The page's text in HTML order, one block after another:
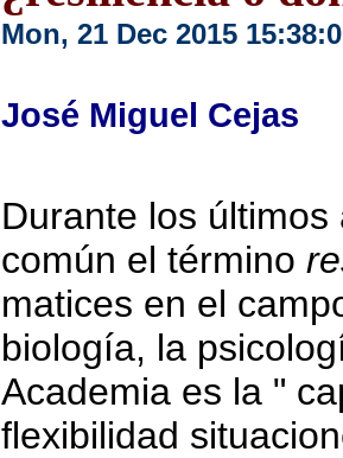
Mon, 21 Dec 2015
José Miguel Cejas
Durante los
común el término
matices en el
biología, la
Academia es la "
flexibilidad